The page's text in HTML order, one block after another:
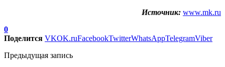
Источник: www.mk.ru
0
Поделится VKOK.ruFacebookTwitterWhatsAppTelegramViber
Предыдущая запись